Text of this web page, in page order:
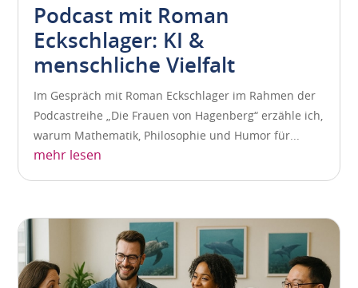
Podcast mit Roman
Eckschlager: KI &
menschliche Vielfalt
Im Gespräch mit Roman Eckschlager im Rahmen der
Podcastreihe „Die Frauen von Hagenberg“ erzähle ich,
warum Mathematik, Philosophie und Humor für...
mehr lesen